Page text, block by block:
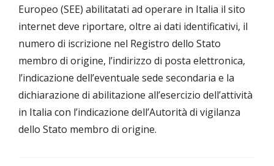
Europeo (SEE) abilitatati ad operare in Italia il sito
internet deve riportare, oltre ai dati identificativi, il
numero di iscrizione nel Registro dello Stato
membro di origine, l’indirizzo di posta elettronica,
l’indicazione dell’eventuale sede secondaria e la
dichiarazione di abilitazione all’esercizio dell’attività
in Italia con l’indicazione dell’Autorità di vigilanza
dello Stato membro di origine.